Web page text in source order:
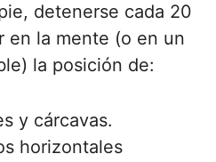
detenerse cada 20
en la mente (o en un
la posición de:
y cárcavas.
horizontales